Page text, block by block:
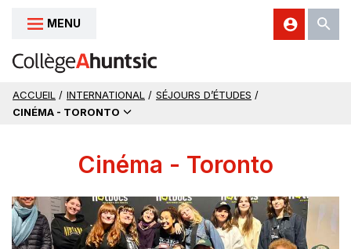
Aller au contenu
MENU
ACCUEIL / INTERNATIONAL / SÉJOURS D’ÉTUDES /
CINÉMA - TORONTO
Cinéma - Toronto